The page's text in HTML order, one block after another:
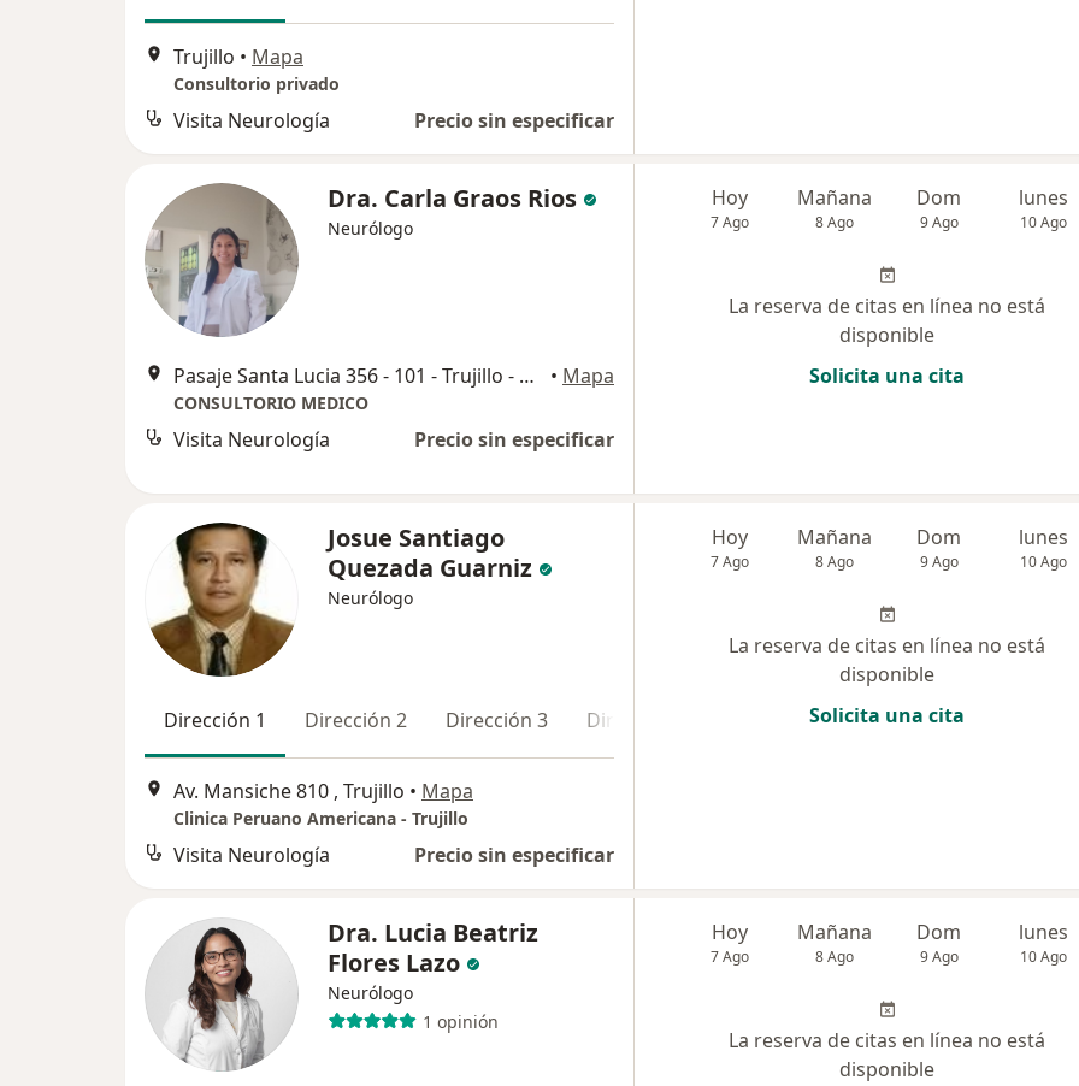
Trujillo • Mapa
Consultorio privado
Visita Neurología Precio sin especificar
Dra. Carla Graos Rios
Neurólogo
Pasaje Santa Lucia 356 - 101 - Trujillo - Perú, Trujillo • Mapa
CONSULTORIO MEDICO
Visita Neurología Precio sin especificar
Hoy
7 Ago
Mañana
8 Ago
Dom
9 Ago
lunes
10 Ago
La reserva de citas en línea no está
disponible
Solicita una cita
Josue Santiago
Quezada Guarniz
Neurólogo
Dirección 1 Dirección 2 Dirección 3 Dirección 4
Av. Mansiche 810 , Trujillo • Mapa
Clinica Peruano Americana - Trujillo
Visita Neurología Precio sin especificar
Hoy
7 Ago
Mañana
8 Ago
Dom
9 Ago
lunes
10 Ago
La reserva de citas en línea no está
disponible
Solicita una cita
Dra. Lucia Beatriz
Flores Lazo
Neurólogo
1 opinión
Hoy
7 Ago
Mañana
8 Ago
Dom
9 Ago
lunes
10 Ago
La reserva de citas en línea no está
disponible